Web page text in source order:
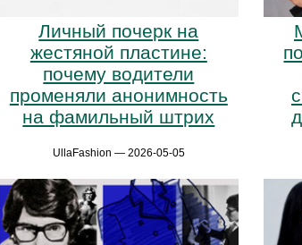
Личный почерк на
жестяной пластине:
почему водители
променяли анонимность
на фамильный штрих
UllaFashion — 2026-05-05